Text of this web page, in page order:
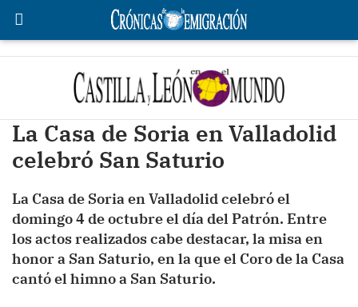
La Casa de Soria en Valladolid
celebró San Saturio
La Casa de Soria en Valladolid celebró el
domingo 4 de octubre el día del Patrón. Entre
los actos realizados cabe destacar, la misa en
honor a San Saturio, en la que el Coro de la Casa
cantó el himno a San Saturio.